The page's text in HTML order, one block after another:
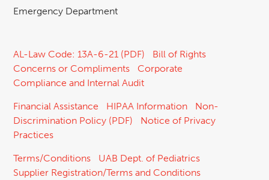
Emergency Department
AL-Law Code: 13A-6-21 (PDF)
Bill of Rights
Concerns or Compliments
Corporate
Compliance and Internal Audit
Financial Assistance HIPAA Information
Non-
Discrimination Policy (PDF)
Notice of Privacy
Practices
Terms/Conditions
UAB Dept. of Pediatrics
Supplier Registration/Terms and Conditions